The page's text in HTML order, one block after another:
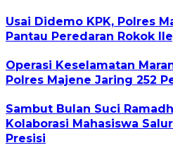
Usai Didemo KPK, Polres
Pantau Peredaran Rokok
Operasi Keselamatan
Polres Majene Jaring 252
Sambut Bulan Suci
Kolaborasi Mahasiswa
Presisi